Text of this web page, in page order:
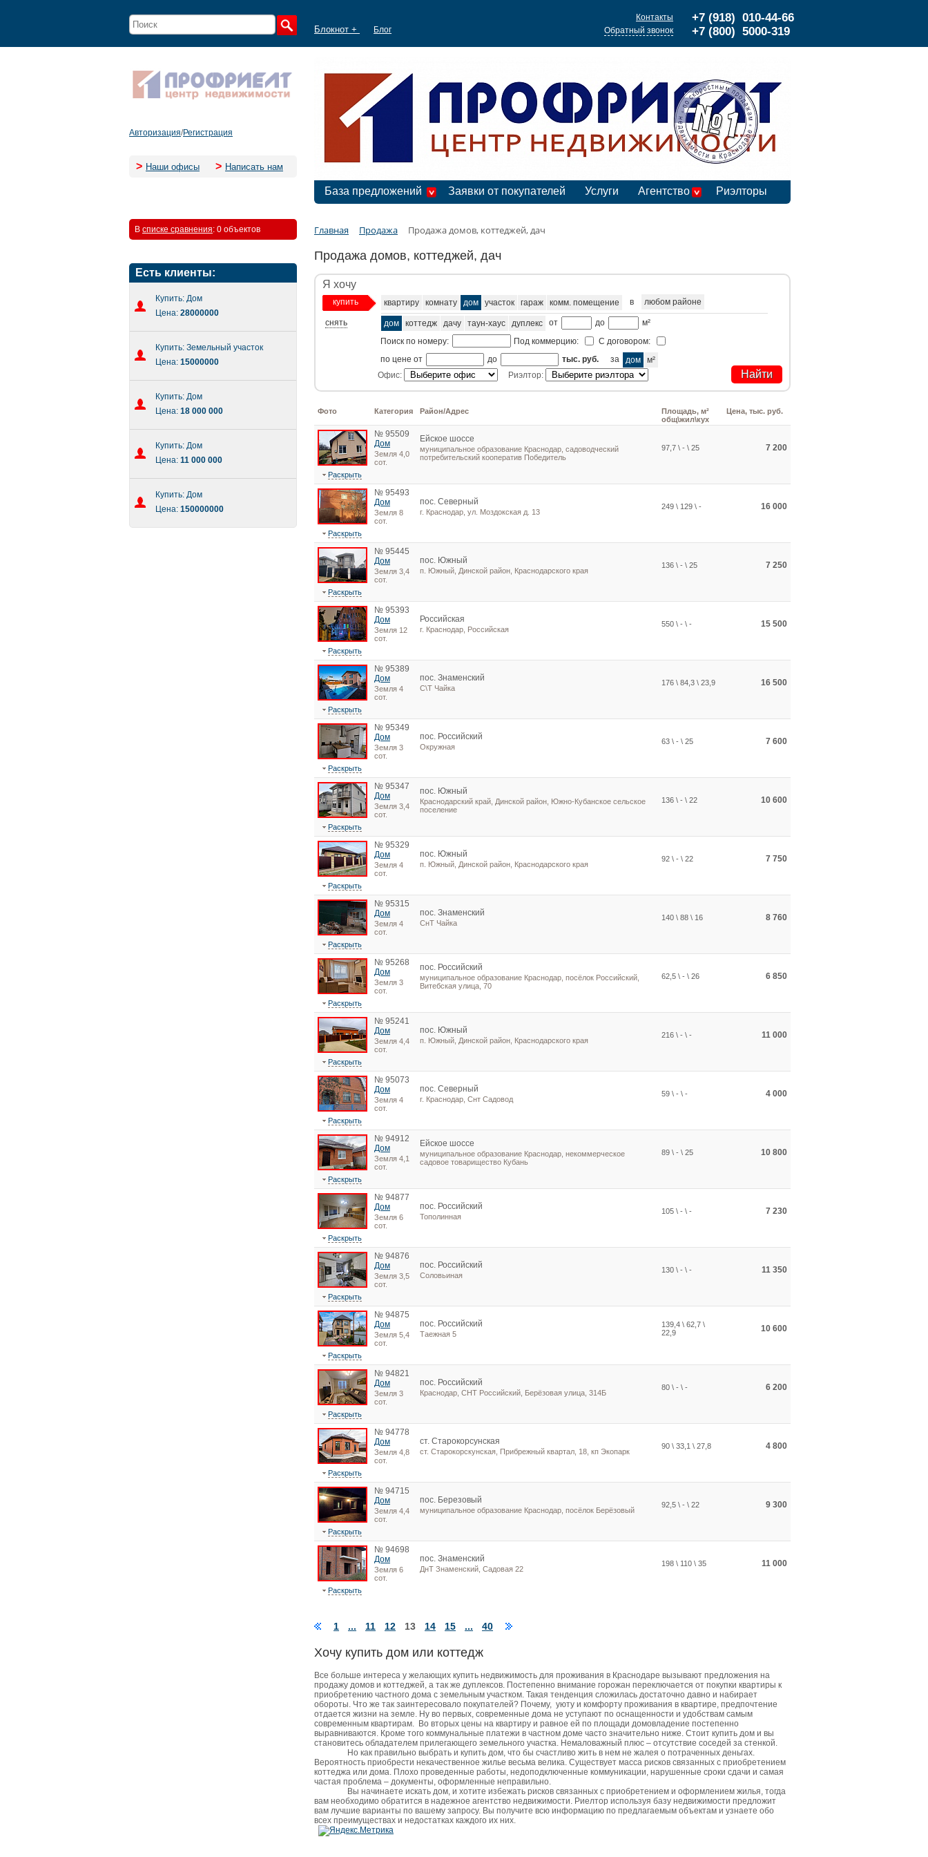
Блокнот + Блог
+7 (918) 010-44-66
+7 (800) 5000-319
Контакты
Обратный звонок
Авторизация/Регистрация
> Наши офисы > Написать нам
База предложений Заявки от покупателей Услуги Агентство Риэлторы
В списке сравнения: 0 объектов
Есть клиенты:
Купить: Дом
Цена: 28000000
Купить: Земельный участок
Цена: 15000000
Купить: Дом
Цена: 18 000 000
Купить: Дом
Цена: 11 000 000
Купить: Дом
Цена: 150000000
Главная Продажа Продажа домов, коттеджей, дач
Продажа домов, коттеджей, дач
Я хочу
купить
снять
квартиру комнату дом участок гараж комм. помещение в любом районе
дом коттедж дачу таун-хаус дуплекс от до
м²
Поиск по номеру:
Под коммерцию:
С договором:
по цене от
до тыс. руб. за дом
м²
Офис:
Риэлтор:
Фото Категория Район/Адрес
Площадь, м²
общ\жил\кух
Цена, тыс. руб.
№ 95509
Дом
Земля 4,0
сот.
Ейское шоссе
муниципальное образование Краснодар, садоводческий
потребительский кооператив Победитель
97,7 \ - \ 25 7 200
Раскрыть
№ 95493
Дом
Земля 8
сот.
пос. Северный
г. Краснодар, ул. Моздокская д. 13
249 \ 129 \ - 16 000
Раскрыть
№ 95445
Дом
Земля 3,4
сот.
пос. Южный
п. Южный, Динской район, Краснодарского края
136 \ - \ 25 7 250
Раскрыть
№ 95393
Дом
Земля 12
сот.
Российская
г. Краснодар, Российская
550 \ - \ - 15 500
Раскрыть
№ 95389
Дом
Земля 4
сот.
пос. Знаменский
С\Т Чайка
176 \ 84,3 \ 23,9 16 500
Раскрыть
№ 95349
Дом
Земля 3
сот.
пос. Российский
Окружная
63 \ - \ 25 7 600
Раскрыть
№ 95347
Дом
Земля 3,4
сот.
пос. Южный
Краснодарский край, Динской район, Южно-Кубанское сельское
поселение
136 \ - \ 22 10 600
Раскрыть
№ 95329
Дом
Земля 4
сот.
пос. Южный
п. Южный, Динской район, Краснодарского края
92 \ - \ 22 7 750
Раскрыть
№ 95315
Дом
Земля 4
сот.
пос. Знаменский
СнТ Чайка
140 \ 88 \ 16 8 760
Раскрыть
№ 95268
Дом
Земля 3
сот.
пос. Российский
муниципальное образование Краснодар, посёлок Российский,
Витебская улица, 70
62,5 \ - \ 26 6 850
Раскрыть
№ 95241
Дом
Земля 4,4
сот.
пос. Южный
п. Южный, Динской район, Краснодарского края
216 \ - \ - 11 000
Раскрыть
№ 95073
Дом
Земля 4
сот.
пос. Северный
г. Краснодар, Снт Садовод
59 \ - \ - 4 000
Раскрыть
№ 94912
Дом
Земля 4,1
сот.
Ейское шоссе
муниципальное образование Краснодар, некоммерческое
садовое товарищество Кубань
89 \ - \ 25 10 800
Раскрыть
№ 94877
Дом
Земля 6
сот.
пос. Российский
Тополинная
105 \ - \ - 7 230
Раскрыть
№ 94876
Дом
Земля 3,5
сот.
пос. Российский
Соловьиная
130 \ - \ - 11 350
Раскрыть
№ 94875
Дом
Земля 5,4
сот.
пос. Российский
Таежная 5
139,4 \ 62,7 \
22,9
10 600
Раскрыть
№ 94821
Дом
Земля 3
сот.
пос. Российский
Краснодар, СНТ Российский, Берёзовая улица, 314Б
80 \ - \ - 6 200
Раскрыть
№ 94778
Дом
Земля 4,8
сот.
ст. Старокорсунская
ст. Старокорскунская, Прибрежный квартал, 18, кп Экопарк
90 \ 33,1 \ 27,8 4 800
Раскрыть
№ 94715
Дом
Земля 4,4
сот.
пос. Березовый
муниципальное образование Краснодар, посёлок Берёзовый
92,5 \ - \ 22 9 300
Раскрыть
№ 94698
Дом
Земля 6
сот.
пос. Знаменский
ДнТ Знаменский, Садовая 22
198 \ 110 \ 35 11 000
Раскрыть
1 ... 11 12 13 14 15 ... 40
Хочу купить дом или коттедж
Все больше интереса у желающих купить недвижимость для проживания в Краснодаре вызывают предложения на
продажу домов и коттеджей, а так же дуплексов. Постепенно внимание горожан переключается от покупки квартиры к
приобретению частного дома с земельным участком. Такая тенденция сложилась достаточно давно и набирает
обороты. Что же так заинтересовало покупателей? Почему, уюту и комфорту проживания в квартире, предпочтение
отдается жизни на земле. Ну во первых, современные дома не уступают по оснащенности и удобствам самым
современным квартирам. Во вторых цены на квартиру и равное ей по площади домовладение постепенно
выравниваются. Кроме того коммунальные платежи в частном доме часто значительно ниже. Стоит купить дом и вы
становитесь обладателем прилегающего земельного участка. Немаловажный плюс – отсутствие соседей за стенкой.
Но как правильно выбрать и купить дом, что бы счастливо жить в нем не жалея о потраченных деньгах.
Вероятность приобрести некачественное жилье весьма велика. Существует масса рисков связанных с приобретением
коттеджа или дома. Плохо проведенные работы, недоподключенные коммуникации, нарушенные сроки сдачи и самая
частая проблема – документы, оформленные неправильно.
Вы начинаете искать дом, и хотите избежать рисков связанных с приобретением и оформлением жилья, тогда
вам необходимо обратится в надежное агентство недвижимости. Риелтор используя базу недвижимости предложит
вам лучшие варианты по вашему запросу. Вы получите всю информацию по предлагаемым объектам и узнаете обо
всех преимуществах и недостатках каждого их них.